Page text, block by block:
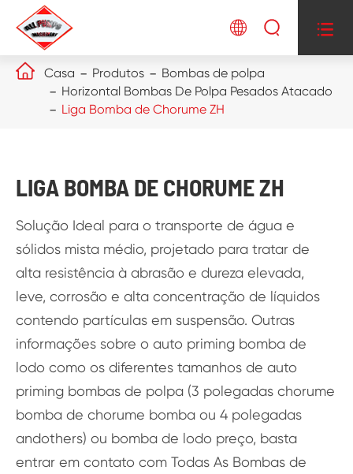
  
 Casa Produtos
Bombas de polpa
Horizontal Bombas De Polpa Pesados Atacado
Liga Bomba de Chorume ZH
LIGA BOMBA DE CHORUME ZH
Solução Ideal para o transporte de água e
sólidos mista médio, projetado para tratar de
alta resistência à abrasão e dureza elevada,
leve, corrosão e alta concentração de líquidos
contendo partículas em suspensão. Outras
informações sobre o auto priming bomba de
lodo como os diferentes tamanhos de auto
priming bombas de polpa (3 polegadas chorume
bomba de chorume bomba ou 4 polegadas
andothers) ou bomba de lodo preço, basta
entrar em contato com Todas As Bombas de